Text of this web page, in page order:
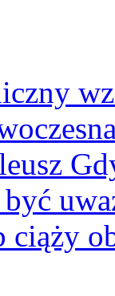
ciąży